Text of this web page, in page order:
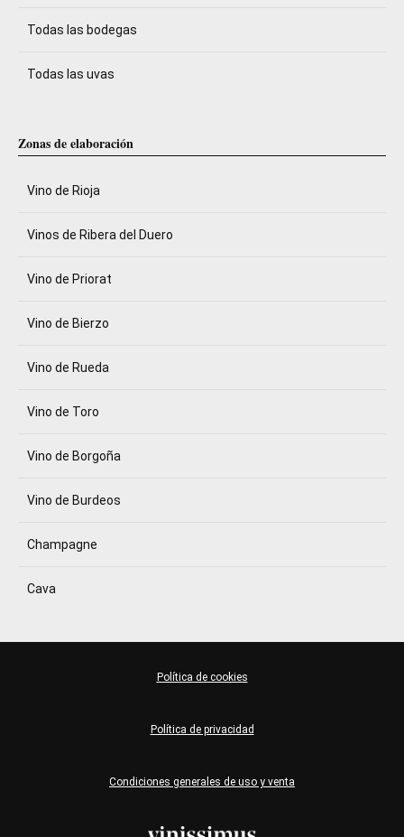
Todas las bodegas
Todas las uvas
Zonas de elaboración
Vino de Rioja
Vinos de Ribera del Duero
Vino de Priorat
Vino de Bierzo
Vino de Rueda
Vino de Toro
Vino de Borgoña
Vino de Burdeos
Champagne
Cava
Condiciones generales de uso y venta
Política de privacidad
Política de cookies